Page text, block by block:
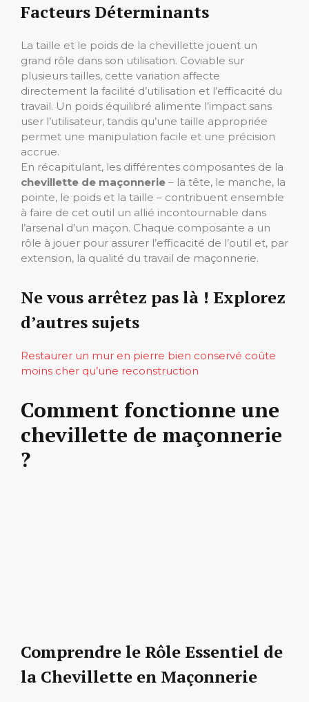
Facteurs Déterminants
La taille et le poids de la chevillette jouent un
grand rôle dans son utilisation. Coviable sur
plusieurs tailles, cette variation affecte
directement la facilité d’utilisation et l’efficacité du
travail. Un poids équilibré alimente l’impact sans
user l’utilisateur, tandis qu’une taille appropriée
permet une manipulation facile et une précision
accrue.
En récapitulant, les différentes composantes de la
chevillette de maçonnerie – la tête, le manche, la
pointe, le poids et la taille – contribuent ensemble
à faire de cet outil un allié incontournable dans
l’arsenal d’un maçon. Chaque composante a un
rôle à jouer pour assurer l’efficacité de l’outil et, par
extension, la qualité du travail de maçonnerie.
Ne vous arrêtez pas là ! Explorez
d’autres sujets
Restaurer un mur en pierre bien conservé coûte
moins cher qu’une reconstruction
Comment fonctionne une
chevillette de maçonnerie
?
Comprendre le Rôle Essentiel de
la Chevillette en Maçonnerie